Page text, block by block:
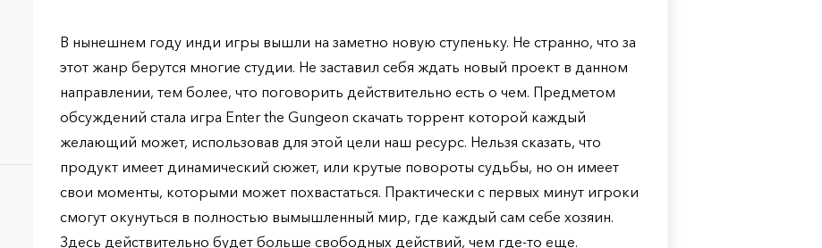
В нынешнем году инди игры вышли на заметно новую ступеньку. Не странно, что за
этот жанр берутся многие студии. Не заставил себя ждать новый проект в данном
направлении, тем более, что поговорить действительно есть о чем. Предметом
обсуждений стала игра Enter the Gungeon скачать торрент которой каждый
желающий может, использовав для этой цели наш ресурс. Нельзя сказать, что
продукт имеет динамический сюжет, или крутые повороты судьбы, но он имеет
свои моменты, которыми может похвастаться. Практически с первых минут игроки
смогут окунуться в полностью вымышленный мир, где каждый сам себе хозяин.
Здесь действительно будет больше свободных действий, чем где-то еще.